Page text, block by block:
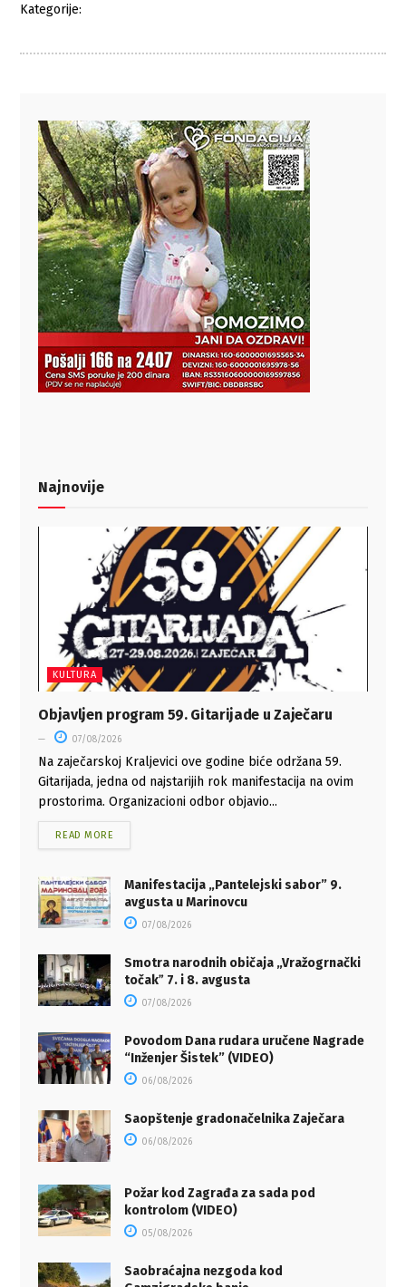
Kategorije:
Najnovije
KULTURA
Objavljen program 59. Gitarijade u Zaječaru
07/08/2026
Na zaječarskoj Kraljevici ove godine biće održana 59.
Gitarijada, jedna od najstarijih rok manifestacija na ovim
prostorima. Organizacioni odbor objavio...
READ MORE
Manifestacija „Pantelejski sabor” 9.
avgusta u Marinovcu
07/08/2026
Smotra narodnih običaja „Vražogrnački
točakˮ 7. i 8. avgusta
07/08/2026
Povodom Dana rudara uručene Nagrade
“Inženjer Šistek” (VIDEO)
06/08/2026
Saopštenje gradonačelnika Zaječara
06/08/2026
Požar kod Zagrađa za sada pod
kontrolom (VIDEO)
05/08/2026
Saobraćajna nezgoda kod